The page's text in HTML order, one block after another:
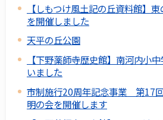
【しもつけ風土記の丘資料館】
を開催しました
天平の丘公園
【下野薬師寺歴史館】南河内小
いました
市制施行20周年記念事業 第17
明の会を開催します